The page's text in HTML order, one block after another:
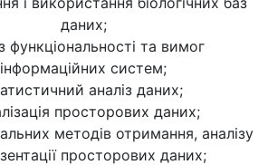
даних;
функціональності та вимог
інформаційних систем;
аналіз даних;
просторових даних;
методів отримання, аналізу
просторових даних;